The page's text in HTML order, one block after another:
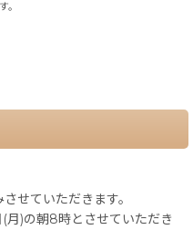
。
させていただきます。
月)の朝8時とさせていただき